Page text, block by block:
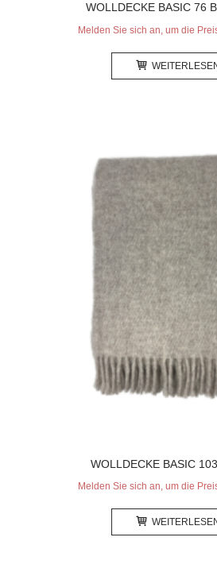
WOLLDECKE BASIC 76
Melden Sie sich an, um die
WOLLDECKE BASIC
Melden Sie sich an, um die